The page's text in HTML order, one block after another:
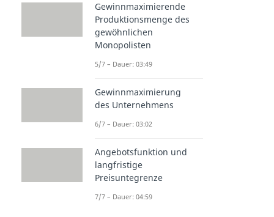
Gewinnmaximierende
Produktionsmenge des
gewöhnlichen
Monopolisten
5/7 – Dauer: 03:49
Gewinnmaximierung
des Unternehmens
6/7 – Dauer: 03:02
Angebotsfunktion und
langfristige
Preisuntegrenze
7/7 – Dauer: 04:59